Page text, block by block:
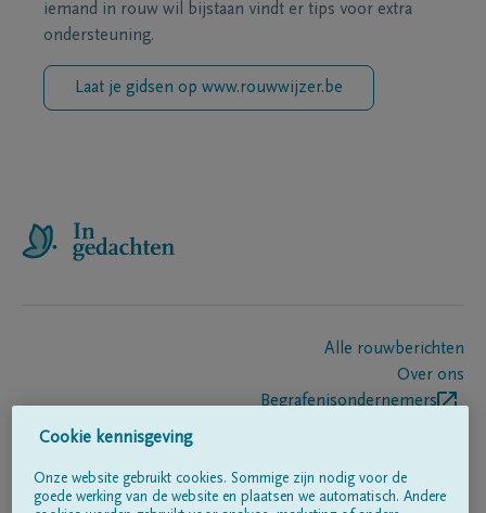
iemand in rouw wil bijstaan vindt er tips voor extra
ondersteuning.
Laat je gidsen op www.rouwwijzer.be
Alle rouwberichten
Over ons
Begrafenisondernemers
Volg ons op
Cookie kennisgeving
Onze website gebruikt cookies. Sommige zijn nodig voor de
goede werking van de website en plaatsen we automatisch. Andere